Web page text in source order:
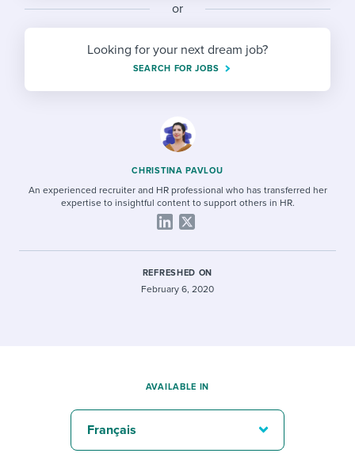
Finding and attracting people
Establishing an employer brand
Digitizing work processes
Candidate/employee experiences
HR terms
Workable Academy
Overall career resources
or
Looking for your next dream job?
SEARCH FOR JOBS
CHRISTINA PAVLOU
An experienced recruiter and HR professional who has transferred her
expertise to insightful content to support others in HR.
REFRESHED ON
February 6, 2020
AVAILABLE IN
Français